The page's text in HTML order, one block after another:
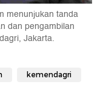
menunjukan tanda
dan pengambilan
Jakarta.
kemendagri